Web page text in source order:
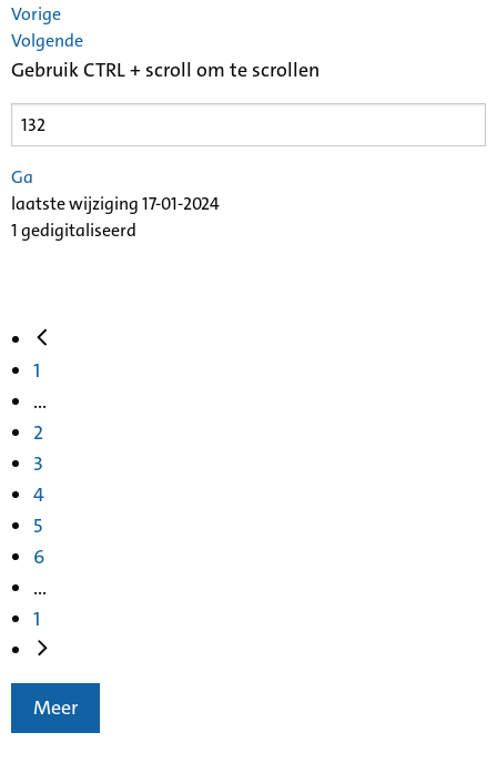
Vorige
Volgende
Gebruik CTRL + scroll om te scrollen
Ga
laatste wijziging 17-01-2024
1 gedigitaliseerd
1
...
2
3
4
5
6
...
1
Meer